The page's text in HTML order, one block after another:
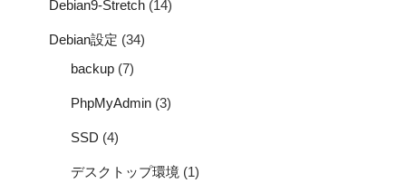
Debian9-Stretch (14)
Debian設定 (34)
backup (7)
PhpMyAdmin (3)
SSD (4)
デスクトップ環境 (1)